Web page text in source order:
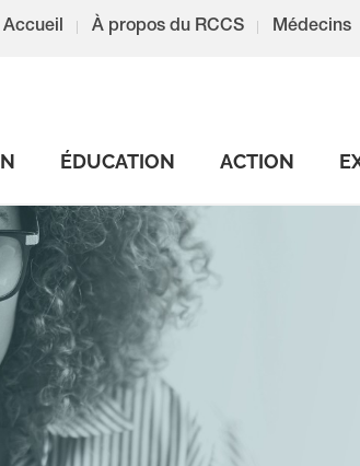
Accueil À propos du RCCS Médecins
ÉDUCATION ACTION